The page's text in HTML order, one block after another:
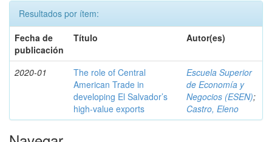
Resultados por ítem:
Fecha de
publicación
Título Autor(es)
2020-01
The role of Central
American Trade in
developing El Salvador’s
high-value exports
Escuela Superior
de Economía y
Negocios (ESEN);
Castro, Eleno